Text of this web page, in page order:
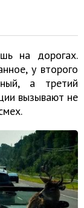
на дорогах.
у второго
а третий
вызывают не